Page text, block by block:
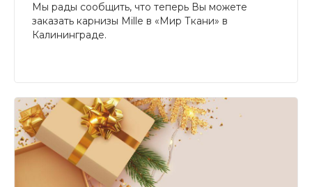
Мы рады сообщить, что теперь Вы можете
заказать карнизы Mille в «Мир Ткани» в
Калининграде.